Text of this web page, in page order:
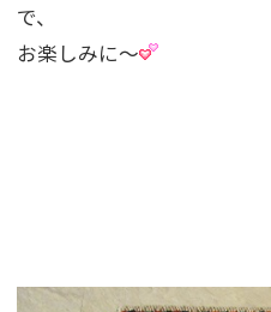
で、
お楽しみに〜